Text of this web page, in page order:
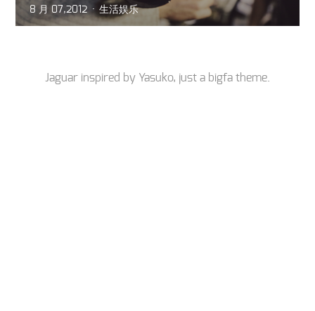
8 月 07,2012 生活娱乐
Jaguar inspired by Yasuko, just a bigfa theme.